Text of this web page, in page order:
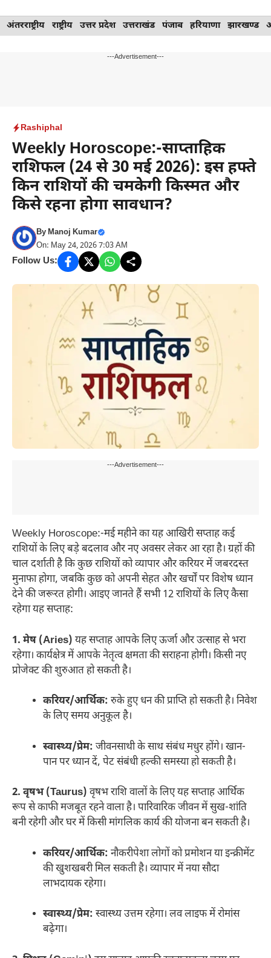
Skip
to
अंतरराष्ट्रीय राष्ट्रीय उत्तर प्रदेश उत्तराखंड पंजाब हरियाणा झारखण्ड
---Advertisement---
Rashiphal
Weekly Horoscope:-साप्ताहिक
राशिफल (24 से 30 मई 2026): इस हफ्ते
किन राशियों की चमकेगी किस्मत और
किसे रहना होगा सावधान?
ByManoj Kumar
On: May 24, 2026 7:03 AM
Follow Us:
---Advertisement---
Weekly Horoscope:-मई महीने का यह आखिरी सप्ताह कई
राशियों के लिए बड़े बदलाव और नए अवसर लेकर आ रहा है। ग्रहों की
चाल दर्शाती है कि कुछ राशियों को व्यापार और करियर में जबरदस्त
मुनाफा होगा, जबकि कुछ को अपनी सेहत और खर्चों पर विशेष ध्यान
देने की जरूरत होगी। आइए जानते हैं सभी 12 राशियों के लिए कैसा
रहेगा यह सप्ताह:
1. मेष (Aries) यह सप्ताह आपके लिए ऊर्जा और उत्साह से भरा
रहेगा। कार्यक्षेत्र में आपके नेतृत्व क्षमता की सराहना होगी। किसी नए
प्रोजेक्ट की शुरुआत हो सकती है।
करियर/आर्थिक: रुके हुए धन की प्राप्ति हो सकती है। निवेश
के लिए समय अनुकूल है।
स्वास्थ्य/प्रेम: जीवनसाथी के साथ संबंध मधुर होंगे। खान-
पान पर ध्यान दें, पेट संबंधी हल्की समस्या हो सकती है।
2. वृषभ (Taurus) वृषभ राशि वालों के लिए यह सप्ताह आर्थिक
रूप से काफी मजबूत रहने वाला है। पारिवारिक जीवन में सुख-शांति
बनी रहेगी और घर में किसी मांगलिक कार्य की योजना बन सकती है।
करियर/आर्थिक: नौकरीपेशा लोगों को प्रमोशन या इन्क्रीमेंट
की खुशखबरी मिल सकती है। व्यापार में नया सौदा
लाभदायक रहेगा।
स्वास्थ्य/प्रेम: स्वास्थ्य उत्तम रहेगा। लव लाइफ में रोमांस
बढ़ेगा।